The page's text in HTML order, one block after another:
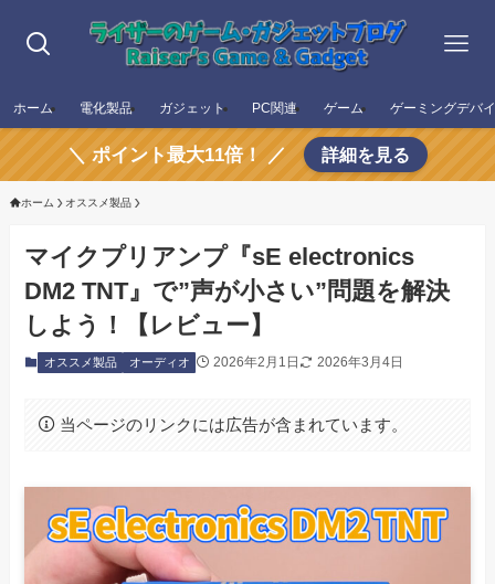
ホーム 電化製品 ガジェット PC関連 ゲーム ゲーミングデバ
＼ ポイント最大11倍！ ／ 詳細を見る
ホーム オススメ製品
マイクプリアンプ『sE electronics
DM2 TNT』で”声が小さい”問題を解決
しよう！【レビュー】
オススメ製品 オーディオ 2026年2月1日 2026年3月4日
当ページのリンクには広告が含まれています。